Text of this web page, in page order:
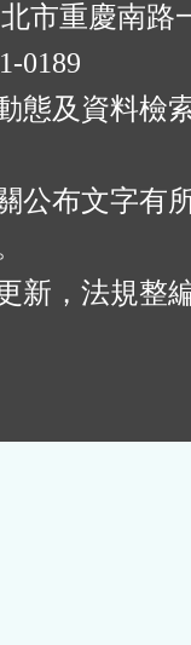
市重慶南路
0189
態及資料檢
公布文字有
新，法規整